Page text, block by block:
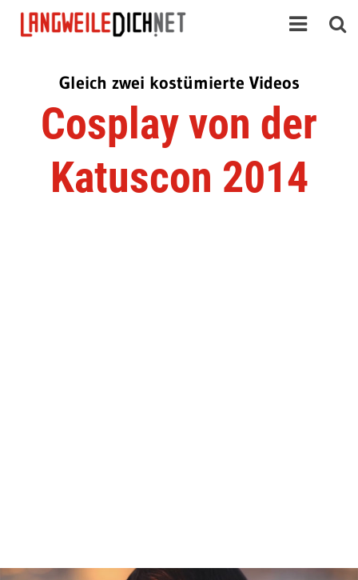
Gleich zwei kostümierte Videos
Cosplay von der
Katuscon 2014